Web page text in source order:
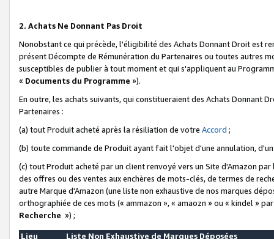
2. Achats Ne Donnant Pas Droit
Nonobstant ce qui précède, l'éligibilité des Achats Donnant Droit est
présent Décompte de Rémunération du Partenaires ou toutes autres
susceptibles de publier à tout moment et qui s'appliquent au
« Documents du Programme »).
En outre, les achats suivants, qui constitueraient des Achats Donnant
Partenaires :
(a) tout Produit acheté après la résiliation de votre Accord ;
(b) toute commande de Produit ayant fait l'objet d'une annulation,
(c) tout Produit acheté par un client renvoyé vers un Site d'Amazon
des offres ou des ventes aux enchères de mots-clés, de termes de
autre Marque d'Amazon (une liste non exhaustive de nos marques
orthographiée de ces mots (« ammazon », « amaozn » ou « kindel »
Recherche ») ;
Lieu
Liste Non Exhaustive de Marques Déposées